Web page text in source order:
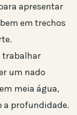
apresentar
em trechos
trabalhar
um nado
meia água,
a profundidade.